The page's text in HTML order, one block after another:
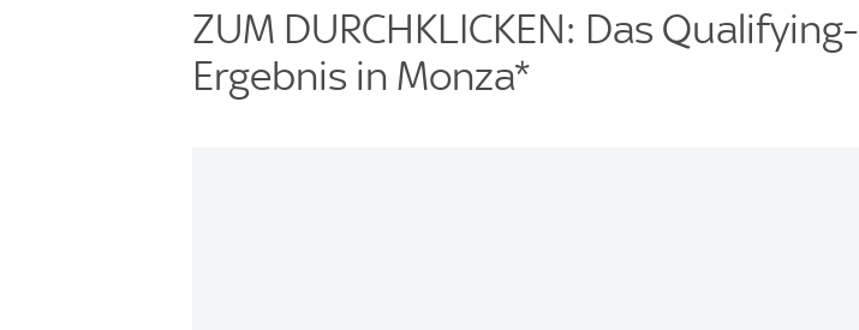
ZUM DURCHKLICKEN: Das Qualifying-
Ergebnis in Monza*